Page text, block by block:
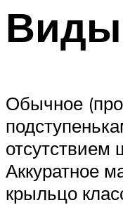
Обычное
отсутствием
Аккуратное
крыльцо